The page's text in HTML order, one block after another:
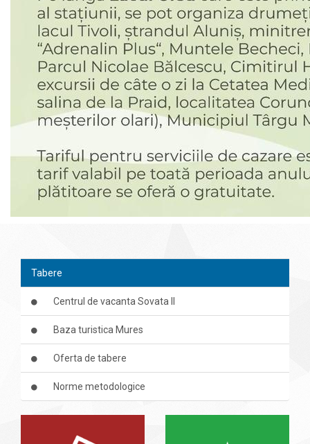
Tabere
Centrul de vacanta Sovata II
Baza turistica Mures
Oferta de tabere
Norme metodologice